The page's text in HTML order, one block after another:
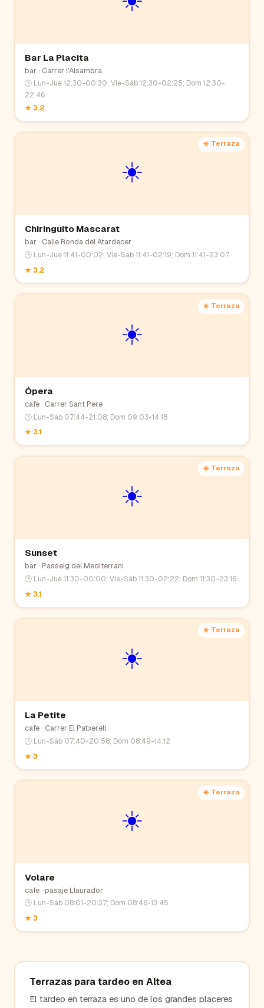
Bar La Placita
bar· Carrer l'Alsambra
🕒 Lun-Jue 12:30-00:30; Vie-Sáb 12:30-02:25; Dom 12:30-
22:46
★3.2
☀️
☀️ Terraza
Chiringuito Mascarat
bar· Calle Ronda del Atardecer
🕒 Lun-Jue 11:41-00:02; Vie-Sáb 11:41-02:19; Dom 11:41-23:07
★3.2
☀️
☀️ Terraza
Ópera
cafe· Carrer Sant Pere
🕒 Lun-Sáb 07:44-21:08; Dom 09:03-14:18
★3.1
☀️
☀️ Terraza
Sunset
bar· Passeig del Mediterrani
🕒 Lun-Jue 11:30-00:00; Vie-Sáb 11:30-02:22; Dom 11:30-23:16
★3.1
☀️
☀️ Terraza
La Petite
cafe· Carrer El Patxerell
🕒 Lun-Sáb 07:40-20:58; Dom 08:49-14:12
★3
☀️
☀️ Terraza
Volare
cafe· pasaje Llaurador
🕒 Lun-Sáb 08:01-20:37; Dom 08:46-13:45
★3
Terrazas para tardeo en Altea
El tardeo en terraza es uno de los grandes placeres